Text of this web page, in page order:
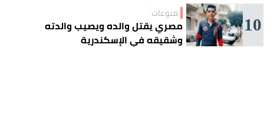
10 منوعات
مصري يقتل والده ويصيب والدته
وشقيقه في الإسكندرية